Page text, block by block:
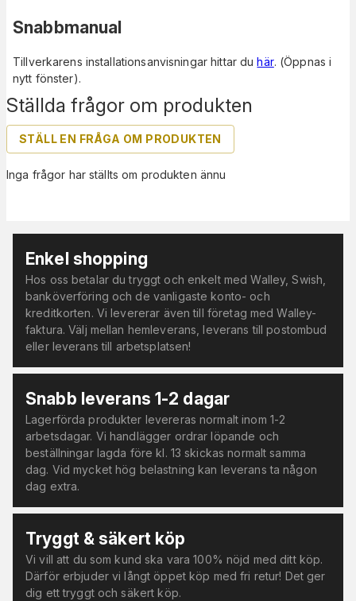
Ställda frågor om produkten
STÄLL EN FRÅGA OM PRODUKTEN
Inga frågor har ställts om produkten ännu
Snabbmanual
Tillverkarens installationsanvisningar hittar duhär. (Öppnas i
nytt fönster).
Enkel shopping
Hos oss betalar du tryggt och enkelt med Walley, Swish,
banköverföring och de vanligaste konto- och
kreditkorten. Vi levererar även till företag med Walley-
faktura. Välj mellan hemleverans, leverans till postombud
eller leverans till arbetsplatsen!
Snabb leverans 1-2 dagar
Lagerförda produkter levereras normalt inom 1-2
arbetsdagar. Vi handlägger ordrar löpande och
beställningar lagda före kl. 13 skickas normalt samma
dag. Vid mycket hög belastning kan leverans ta någon
dag extra.
Tryggt & säkert köp
Vi vill att du som kund ska vara 100% nöjd med ditt köp.
Därför erbjuder vi långt öppet köp med fri retur! Det ger
dig ett tryggt och säkert köp.